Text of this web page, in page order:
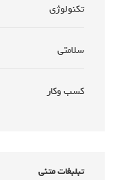
تکنولوژی
سلامتی
کسب وکار
تبلبغات متنی